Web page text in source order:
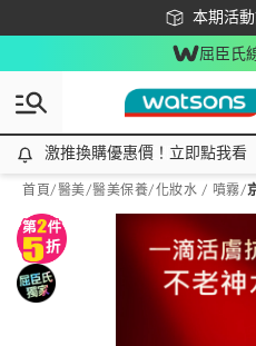
本期活
下載app
屈臣氏
激推換購優惠價！立即點我看
激推換購優惠價！立即點我看
首頁/醫美/醫美保養/化妝水 / 噴霧/